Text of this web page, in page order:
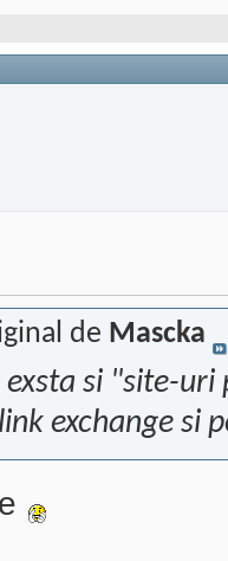
de Mascka
si "site-
exchange si